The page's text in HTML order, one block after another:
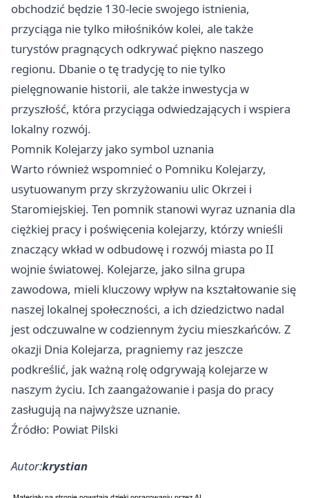
obchodzić będzie 130-lecie swojego istnienia,
przyciąga nie tylko miłośników kolei, ale także
turystów pragnących odkrywać piękno naszego
regionu. Dbanie o tę tradycję to nie tylko
pielęgnowanie historii, ale także inwestycja w
przyszłość, która przyciąga odwiedzających i wspiera
lokalny rozwój.
Pomnik Kolejarzy jako symbol uznania
Warto również wspomnieć o Pomniku Kolejarzy,
usytuowanym przy skrzyżowaniu ulic Okrzei i
Staromiejskiej. Ten pomnik stanowi wyraz uznania dla
ciężkiej pracy i poświęcenia kolejarzy, którzy wnieśli
znaczący wkład w odbudowę i rozwój miasta po II
wojnie światowej. Kolejarze, jako silna grupa
zawodowa, mieli kluczowy wpływ na kształtowanie się
naszej lokalnej społeczności, a ich dziedzictwo nadal
jest odczuwalne w codziennym życiu mieszkańców. Z
okazji Dnia Kolejarza, pragniemy raz jeszcze
podkreślić, jak ważną rolę odgrywają kolejarze w
naszym życiu. Ich zaangażowanie i pasja do pracy
zasługują na najwyższe uznanie.
Źródło: Powiat Pilski
Autor:krystian